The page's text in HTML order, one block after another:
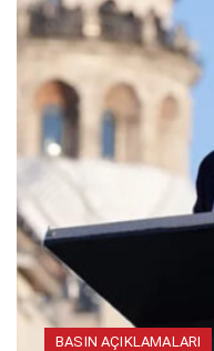
BASIN AÇIKLAMALARI